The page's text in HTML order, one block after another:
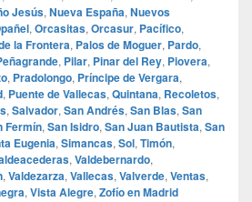
Jesús, Nueva España, Nuevos
, Orcasitas, Orcasur, Pacífico,
la Frontera, Palos de Moguer, Pardo,
, Pilar, Pinar del Rey, Piovera,
, Pradolongo, Príncipe de Vergara,
, Puente de Vallecas, Quintana, Recoletos,
, Salvador, San Andrés, San Blas, San
Fermín, San Isidro, San Juan Bautista, San
Eugenia, Simancas, Sol, Timón,
, Valdebernardo,
, Valdezarza, Vallecas, Valverde, Ventas,
, Vista Alegre, Zofío en Madrid